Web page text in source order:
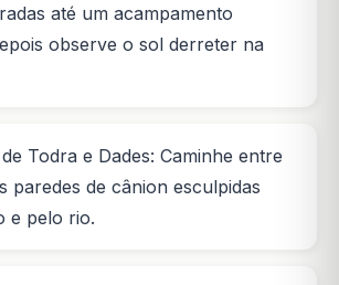
até um acampamento
observe o sol derreter na
Todra e Dades: Caminhe entre
paredes de cânion esculpidas
e pelo rio.